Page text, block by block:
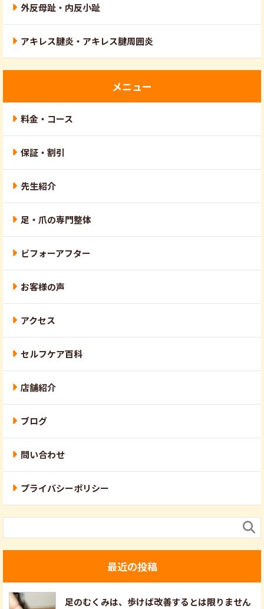
外反母趾・内反小趾
アキレス腱炎・アキレス腱周囲炎
メニュー
料金・コース
保証・割引
先生紹介
足・爪の専門整体
ビフォーアフター
お客様の声
アクセス
セルフケア百科
店舗紹介
ブログ
問い合わせ
プライバシーポリシー

最近の投稿
足のむくみは、歩けば改善するとは限りません